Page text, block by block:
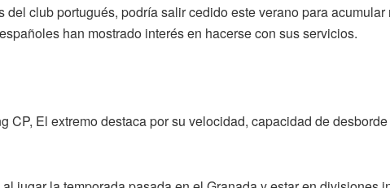
club portugués, podría salir cedido este verano para
han mostrado interés en hacerse con sus servicios.
CP, El extremo destaca por su velocidad, capacidad de